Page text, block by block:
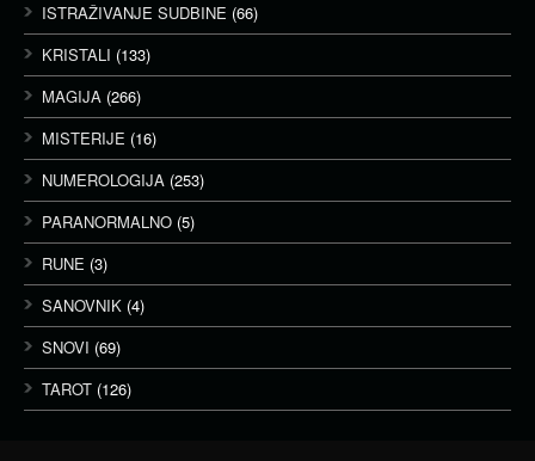
ISTRAŽIVANJE SUDBINE (66)
KRISTALI (133)
MAGIJA (266)
MISTERIJE (16)
NUMEROLOGIJA (253)
PARANORMALNO (5)
RUNE (3)
SANOVNIK (4)
SNOVI (69)
TAROT (126)